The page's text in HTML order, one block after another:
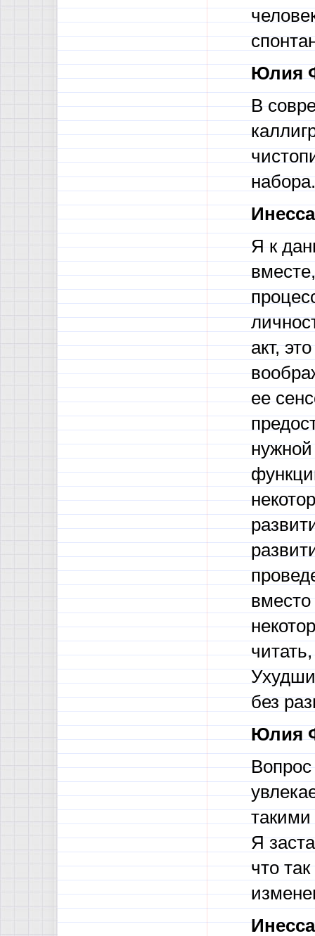
Юлия
В
Я к
акт,
ее
нужной
вместо
без
Юлия
Я
что